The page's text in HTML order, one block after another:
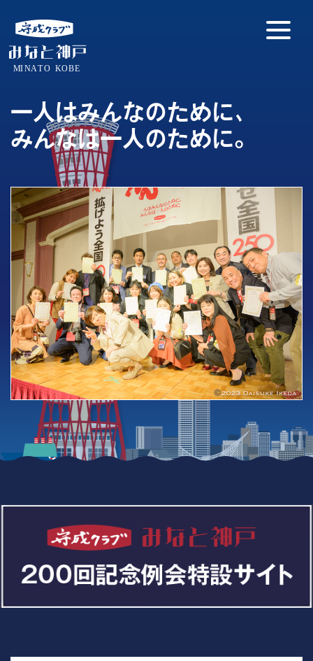
content
⼀⼈はみんなのために、
みんなは⼀⼈のために。